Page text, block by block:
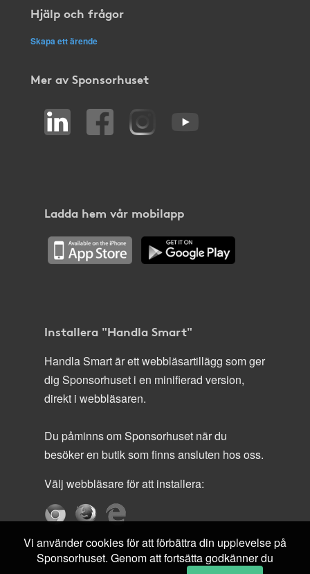
Hjälp och frågor
Skapa ett ärende
Mer av Sponsorhuset
Ladda hem vår mobilapp
Installera "Handla Smart"
Handla Smart är ett webbläsartillägg som ger
dig Sponsorhuset i en minifierad version,
direkt i webbläsaren.
Du påminns om Sponsorhuset när du
besöker en butik som finns ansluten hos oss.
Välj webbläsare för att installera:
Vi använder cookies för att förbättra din upplevelse på
Sponsorhuset. Genom att fortsätta godkänner du